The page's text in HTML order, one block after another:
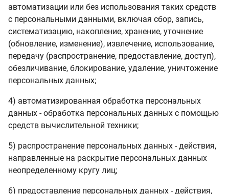
автоматизации или без использования таких средств
с персональными данными, включая сбор, запись,
систематизацию, накопление, хранение, уточнение
(обновление, изменение), извлечение, использование,
передачу (распространение, предоставление, доступ),
обезличивание, блокирование, удаление, уничтожение
персональных данных;
4) автоматизированная обработка персональных
данных - обработка персональных данных с помощью
средств вычислительной техники;
5) распространение персональных данных - действия,
направленные на раскрытие персональных данных
неопределенному кругу лиц;
6) предоставление персональных данных - действия,